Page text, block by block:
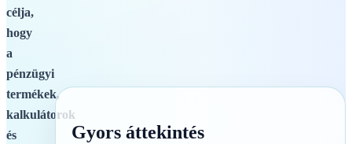
célja,
hogy
a
pénzügyi
termékek,
kalkulátorok
és
Gyors áttekintés